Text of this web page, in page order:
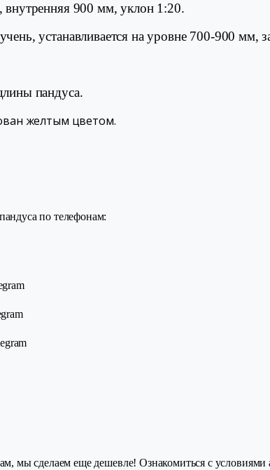
900 мм, уклон 1:20.
устанавливается на уровне 700-900 мм,
пандуса.
желтым цветом.
по телефонам:
мы сделаем еще дешевле! Ознакомиться с